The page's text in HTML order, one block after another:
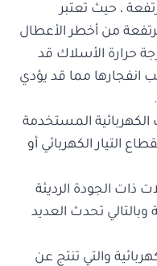
، حيث تعتبر
من أخطر الأعطال
حرارة الأسلاك قد
انفجارها مما قد يؤدي
الكهربائية المستخدمة
التيار الكهربائي أو
ذات الجودة الرديئة
وبالتالي تحدث العديد
والتي تنتج عن